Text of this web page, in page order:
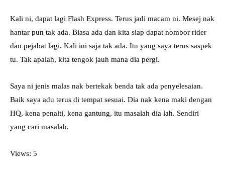
Kali ni, dapat lagi Flash Express. Terus jadi macam ni. Mesej nak
hantar pun tak ada. Biasa ada dan kita siap dapat nombor rider
dan pejabat lagi. Kali ini saja tak ada. Itu yang saya terus saspek
tu. Tak apalah, kita tengok jauh mana dia pergi.
Saya ni jenis malas nak bertekak benda tak ada penyelesaian.
Baik saya adu terus di tempat sesuai. Dia nak kena maki dengan
HQ, kena penalti, kena gantung, itu masalah dia lah. Sendiri
yang cari masalah.
Views: 5